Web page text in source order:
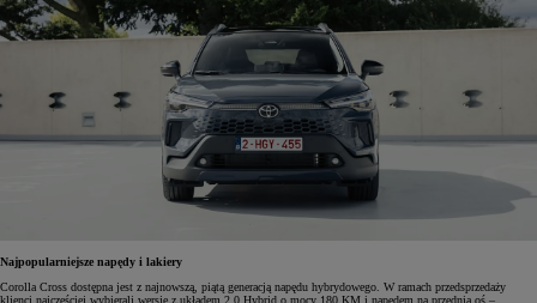
Najpopularniejsze napędy i lakiery
Corolla Cross dostępna jest z najnowszą, piątą generacją napędu hybrydowego. W ramach przedsprzedaży
klienci najczęściej wybierali wersję z układem 2.0 Hybrid o mocy 180 KM i napędem na przednią oś –